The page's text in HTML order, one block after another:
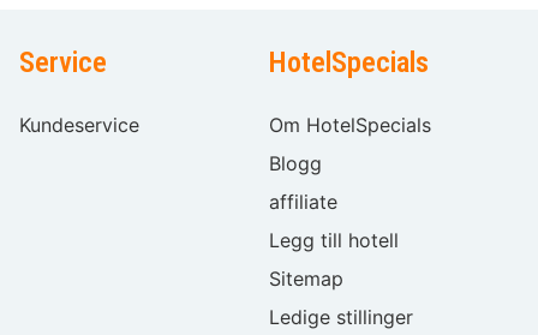
Service
Kundeservice
HotelSpecials
Om HotelSpecials
Blogg
affiliate
Legg till hotell
Sitemap
Ledige stillinger